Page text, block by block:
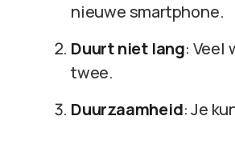
nieuwe smartphone.
Duurt niet lang: Veel
twee.
Duurzaamheid: Je